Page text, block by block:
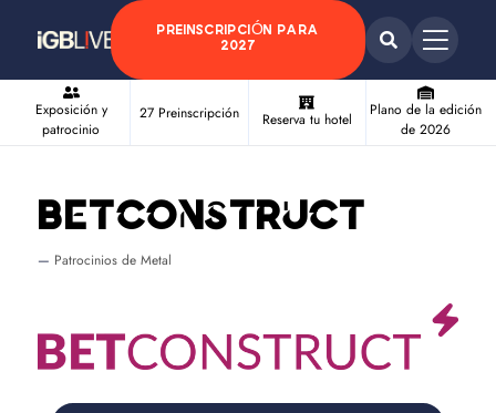
PREINSCRIPCIÓN PARA
2027
Exposición y
patrocinio
27 Preinscripción Reserva tu hotel
Plano de la edición
de 2026
Betconstruct
Patrocinios de Metal